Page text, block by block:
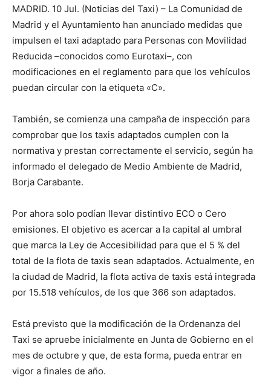
MADRID. 10 Jul. (Noticias del Taxi) – La Comunidad de
Madrid y el Ayuntamiento han anunciado medidas que
impulsen el taxi adaptado para Personas con Movilidad
Reducida –conocidos como Eurotaxi–, con
modificaciones en el reglamento para que los vehículos
puedan circular con la etiqueta «C».
También, se comienza una campaña de inspección para
comprobar que los taxis adaptados cumplen con la
normativa y prestan correctamente el servicio, según ha
informado el delegado de Medio Ambiente de Madrid,
Borja Carabante.
Por ahora solo podían llevar distintivo ECO o Cero
emisiones. El objetivo es acercar a la capital al umbral
que marca la Ley de Accesibilidad para que el 5 % del
total de la flota de taxis sean adaptados. Actualmente, en
la ciudad de Madrid, la flota activa de taxis está integrada
por 15.518 vehículos, de los que 366 son adaptados.
Está previsto que la modificación de la Ordenanza del
Taxi se apruebe inicialmente en Junta de Gobierno en el
mes de octubre y que, de esta forma, pueda entrar en
vigor a finales de año.